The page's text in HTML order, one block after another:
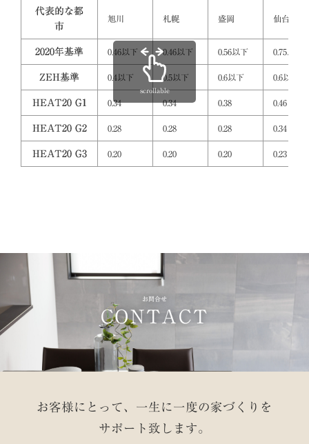
代表的な都
市
旭川 札幌 盛岡 仙台
2020年基準 0.46以下 0.46以下 0.56以下 0.75以下
ZEH基準 0.4以下 0.5以下 0.6以下 0.6以下
HEAT20 G1 0.34 0.34 0.38 0.46
HEAT20 G2 0.28 0.28 0.28 0.34
HEAT20 G3 0.20 0.20 0.20 0.23
scrollable
お問合せ
CONTACT
お客様にとって、一生に一度の家づくりを
サポート致します。